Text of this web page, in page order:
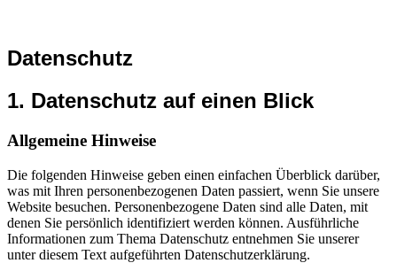
Datenschutz
1. Datenschutz auf einen Blick
Allgemeine Hinweise
Die folgenden Hinweise geben einen einfachen Überblick darüber,
was mit Ihren personenbezogenen Daten passiert, wenn Sie unsere
Website besuchen. Personenbezogene Daten sind alle Daten, mit
denen Sie persönlich identifiziert werden können. Ausführliche
Informationen zum Thema Datenschutz entnehmen Sie unserer
unter diesem Text aufgeführten Datenschutzerklärung.